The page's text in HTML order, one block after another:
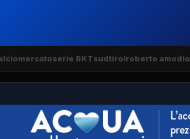
serie BKTsudtirolroberto amodio